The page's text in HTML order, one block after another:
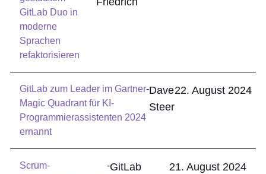
GitLab Duo in
moderne
Sprachen
refaktorisieren
GitLab zum Leader im Gartner
Magic Quadrant für KI-
Programmierassistenten 2024
ernannt
-Dave
Steer
22. August 2024
Scrum-
-GitLab
21. August 2024